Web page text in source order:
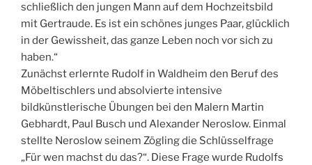
schließlich den jungen Mann auf dem Hochzeitsbild
mit Gertraude. Es ist ein schönes junges Paar, glücklich
in der Gewissheit, das ganze Leben noch vor sich zu
haben.“
Zunächst erlernte Rudolf in Waldheim den Beruf des
Möbeltischlers und absolvierte intensive
bildkünstlerische Übungen bei den Malern Martin
Gebhardt, Paul Busch und Alexander Neroslow. Einmal
stellte Neroslow seinem Zögling die Schlüsselfrage
„Für wen machst du das?“. Diese Frage wurde Rudolfs